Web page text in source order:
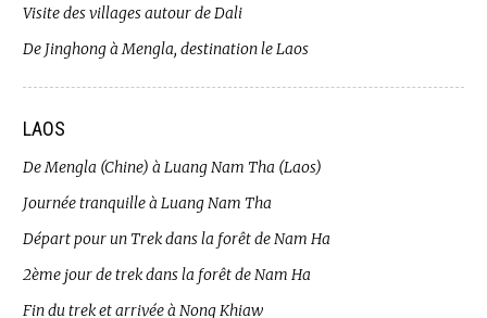
Visite des villages autour de Dali
De Jinghong à Mengla, destination le Laos
LAOS
De Mengla (Chine) à Luang Nam Tha (Laos)
Journée tranquille à Luang Nam Tha
Départ pour un Trek dans la forêt de Nam Ha
2ème jour de trek dans la forêt de Nam Ha
Fin du trek et arrivée à Nong Khiaw